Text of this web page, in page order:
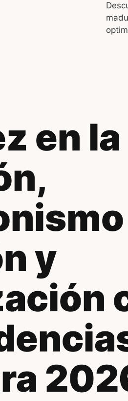
en la
y